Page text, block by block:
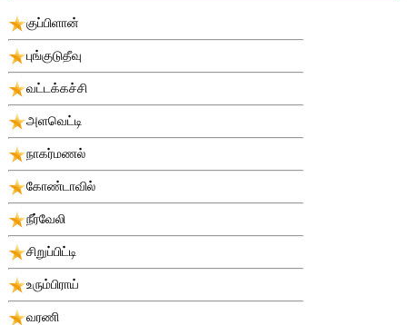
குப்பிளான்
புங்குடுதீவு
வட்டக்கச்சி
அளவெட்டி
நாகர்மணல்
கோண்டாவில்
நீர்வேலி
சிறுப்பிட்டி
உரும்பிராய்
வரணி